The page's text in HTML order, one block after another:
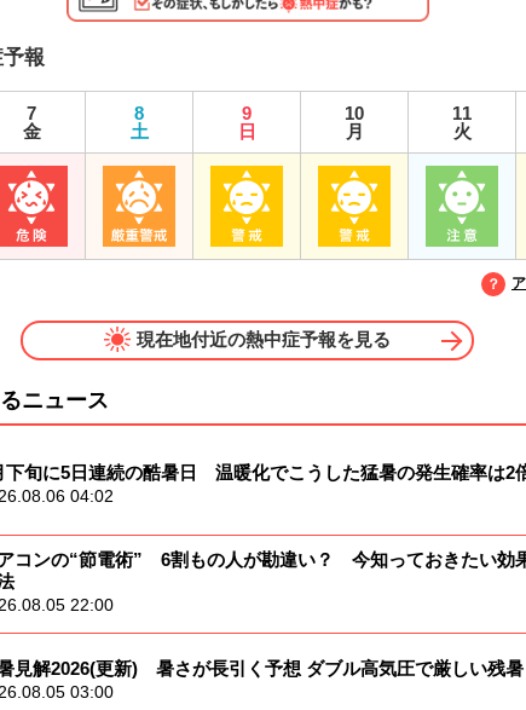
報
7
金
8
土
9
日
10
月
11
火
現在地付近の熱中症予報を見る
ニュース
下旬に5日連続の酷暑日 温暖化でこうした猛暑の発生確率は2
04:02
コンの“節電術” 6割もの人が勘違い？ 今知っておきたい効
22:00
見解2026(更新) 暑さが長引く予想 ダブル高気圧で厳しい残暑
03:00